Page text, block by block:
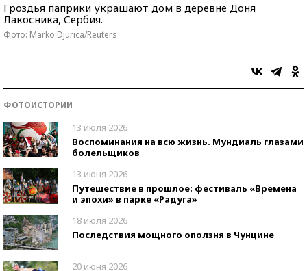
Гроздья паприки украшают дом в деревне Доня
Лакосника, Сербия.
Фото: Marko Djurica/Reuters
ФОТОИСТОРИИ
13 июля 2026
Воспоминания на всю жизнь. Мундиаль глазами
болельщиков
13 июня 2026
Путешествие в прошлое: фестиваль «Времена
и эпохи» в парке «Радуга»
18 июля 2026
Последствия мощного оползня в Чунцине
20 июня 2026